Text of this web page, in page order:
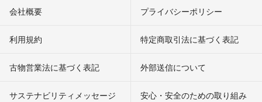
会社概要 プライバシーポリシー
利用規約 特定商取引法に基づく表記
古物営業法に基づく表記 外部送信について
サステナビリティメッセージ 安心・安全のための取り組み